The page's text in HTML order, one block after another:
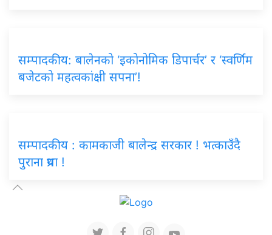
सम्पादकीय: बालेनको ‘इकोनोमिक डिपार्चर’ र ‘स्वर्णिम
बजेटको महत्वकांक्षी सपना’!
सम्पादकीय : कामकाजी बालेन्द्र सरकार ! भत्काउँदै
पुराना प्रथा !